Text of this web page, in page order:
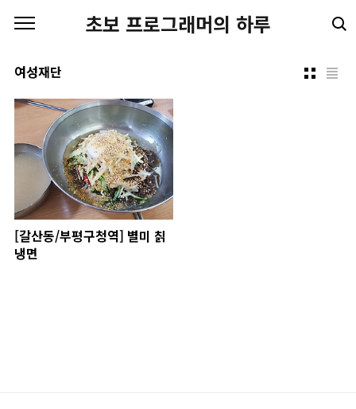
초보 프로그래머의 하루
여성재단
[갈산동/부평구청역] 별미 칡
냉면